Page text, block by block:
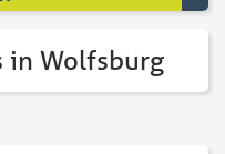
in Wolfsburg